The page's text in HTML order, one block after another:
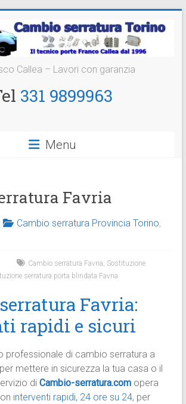
Callea – Lavori con garanzia
331 9899963
Menu
Favria
Cambio serratura Provincia Torino,
Cambio serratura Favria, Sostituzione
serratura porta blindata Favria
Favria:
rapidi e sicuri
professionale di cambio serratura a
mettere in sicurezza la tua casa o il
di Cambio-serratura.comopera
interventi rapidi, 24 ore su 24, per